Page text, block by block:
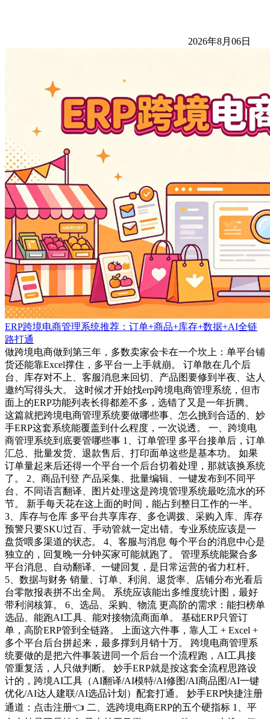
2026年8月06日
ERP跨境电商管理系统推荐：订单+商品+库存+数据+AI全链
路打通
做跨境电商做到第三年，多数卖家会卡在一个坎上：单平台铺
货还能靠Excel撑住，多平台一上手就崩。 订单散在几个后
台、库存对不上、客服消息来回切、产品图要修到半夜、达人
邀约写得头大。 这时候才开始找erp跨境电商管理系统，但市
面上的ERP功能列表长得都差不多，选错了又是一年折腾。
这篇就把跨境电商管理系统要做哪些事、怎么挑到合适的、妙
手ERP这套系统能覆盖到什么程度，一次说透。 一、跨境电
商管理系统到底要管哪些事 1、订单管理 多平台接单后，订单
汇总、批量发货、退款售后、打印面单这些是基本功。 如果
订单量起来后还得一个平台一个后台切着处理，那就该换系统
了。 2、商品刊登 产品采集、批量编辑、一键发布到不同平
台、不同语言翻译、图片处理这是跨境管理系统最吃流水的环
节。 新手每天花在这上面的时间，能占到整日工作的一半。
3、库存与仓库 多平台共享库存、多仓调拨、采购入库、库存
预警只要SKU过百、手动管就一定出错。专业系统应该是一
盘货喂多渠道的状态。 4、客服与消息 每个平台的消息中心是
独立的，回复晚一分钟买家可能就跑了。 管理系统能聚合多
平台消息、自动翻译、一键回复，是日常运营的省力杠杆。
5、数据与财务 销量、订单、利润、退货率、店铺分布光看后
台零散报表拼不出全局。 系统应该能出多维度统计图，最好
带利润核算。 6、选品、采购、物流 更高阶的需求：能扫榜单
选品、能跑AI工具、能对接物流商面单。 基础ERP只管订
单，高阶ERP管到全链路。 上面这六件事，靠人工 + Excel +
多个平台后台拼起来，最多撑到月销十万。 跨境电商管理系
统要做的是把六件事装进同一个后台一个流程跑，AI工具接
管重复活，人只做判断。 妙手ERP就是按这套全流程思路设
计的，跨境AI工具（AI翻译/AI模特/AI修图/AI商品图/AI一键
优化/AI达人建联/AI选品计划）配套打通。 妙手ERP快捷注册
通道：点击注册👈 二、选跨境电商ERP的五个硬指标 1、平